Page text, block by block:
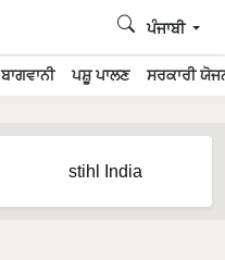
ਬਾਗਵਾਨੀ ਪਸ਼ੂ ਪਾਲਣ ਸਰਕਾਰੀ
ਪੰਜਾਬੀ